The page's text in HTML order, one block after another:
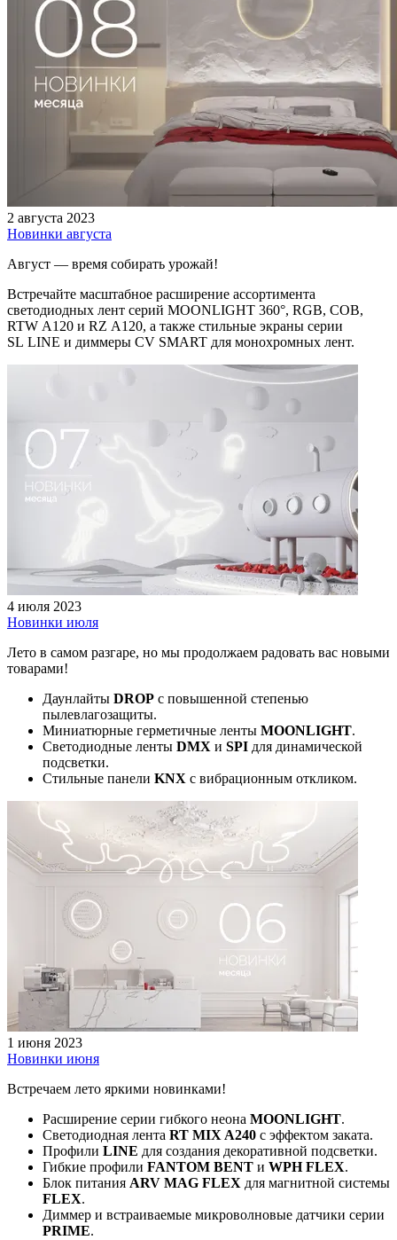
2 августа 2023
Новинки августа
Август — время собирать урожай!
Встречайте масштабное расширение ассортимента
светодиодных лент серий MOONLIGHT 360°, RGB, COB,
RTW A120 и RZ A120, а также стильные экраны серии
SL LINE и диммеры CV SMART для монохромных лент.
4 июля 2023
Новинки июля
Лето в самом разгаре, но мы продолжаем радовать вас новыми
товарами!
Даунлайты DROP с повышенной степенью
пылевлагозащиты.
Миниатюрные герметичные ленты MOONLIGHT.
Светодиодные ленты DMX и SPI для динамической
подсветки.
Стильные панели KNX с вибрационным откликом.
1 июня 2023
Новинки июня
Встречаем лето яркими новинками!
Расширение серии гибкого неона MOONLIGHT.
Светодиодная лента RT MIX A240 с эффектом заката.
Профили LINE для создания декоративной подсветки.
Гибкие профили FANTOM BENT и WPH FLEX.
Блок питания ARV MAG FLEX для магнитной системы
FLEX.
Диммер и встраиваемые микроволновые датчики серии
PRIME.